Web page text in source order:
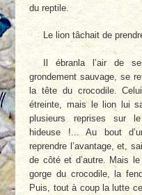
du reptile.
Le lion tâchait de
Il ébranla l’air de
grondement sauvage, se
la tête du crocodile.
étreinte, mais le lion lui
plusieurs reprises sur
hideuse !... Au bout
reprendre l’avantage, et,
de côté et d’autre. Mais
gorge du crocodile, la
Puis, tout à coup la lutte